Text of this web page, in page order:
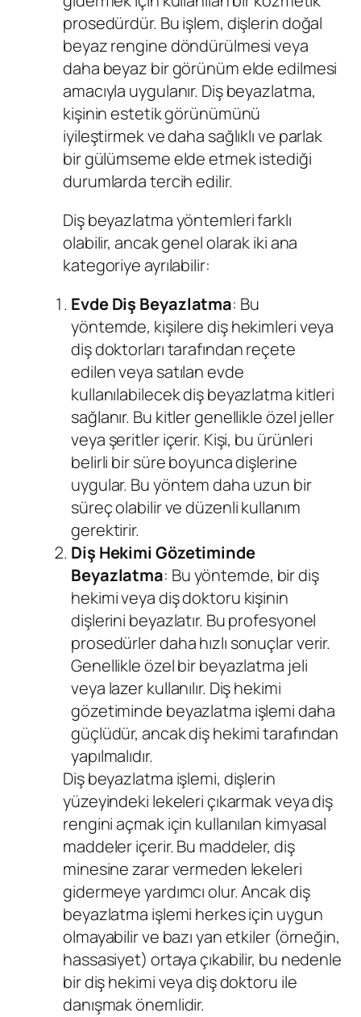
prosedürdür. Bu işlem, dişlerin doğal
beyaz rengine döndürülmesi veya
daha beyaz bir görünüm elde edilmesi
amacıyla uygulanır. Diş beyazlatma,
kişinin estetik görünümünü
iyileştirmek ve daha sağlıklı ve parlak
bir gülümseme elde etmek istediği
durumlarda tercih edilir.
Diş beyazlatma yöntemleri farklı
olabilir, ancak genel olarak iki ana
kategoriye ayrılabilir:
Evde Diş Beyazlatma: Bu
yöntemde, kişilere diş hekimleri veya
diş doktorları tarafından reçete
edilen veya satılan evde
kullanılabilecek diş beyazlatma kitleri
sağlanır. Bu kitler genellikle özel jeller
veya şeritler içerir. Kişi, bu ürünleri
belirli bir süre boyunca dişlerine
uygular. Bu yöntem daha uzun bir
süreç olabilir ve düzenli kullanım
gerektirir.
Diş Hekimi Gözetiminde
Beyazlatma: Bu yöntemde, bir diş
hekimi veya diş doktoru kişinin
dişlerini beyazlatır. Bu profesyonel
prosedürler daha hızlı sonuçlar verir.
Genellikle özel bir beyazlatma jeli
veya lazer kullanılır. Diş hekimi
gözetiminde beyazlatma işlemi daha
güçlüdür, ancak diş hekimi tarafından
yapılmalıdır.
Diş beyazlatma işlemi, dişlerin
yüzeyindeki lekeleri çıkarmak veya diş
rengini açmak için kullanılan kimyasal
maddeler içerir. Bu maddeler, diş
minesine zarar vermeden lekeleri
gidermeye yardımcı olur. Ancak diş
beyazlatma işlemi herkes için uygun
olmayabilir ve bazı yan etkiler (örneğin,
hassasiyet) ortaya çıkabilir, bu nedenle
bir diş hekimi veya diş doktoru ile
danışmak önemlidir.